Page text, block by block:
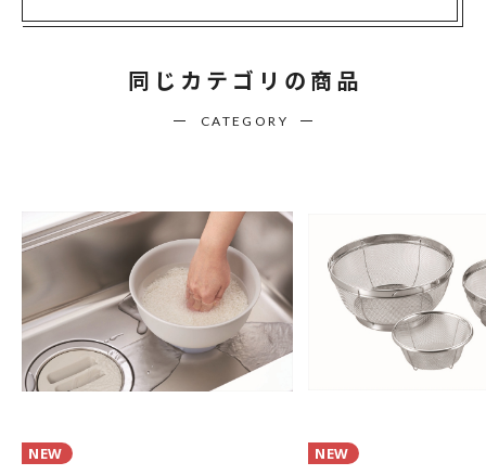
同じカテゴリの商品
CATEGORY
NEW NEW